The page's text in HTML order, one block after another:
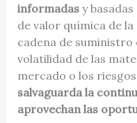
informadasy basadas
de valor química de
cadena de suministro
volatilidad de las
mercado o los
salvaguarda la
aprovechan las